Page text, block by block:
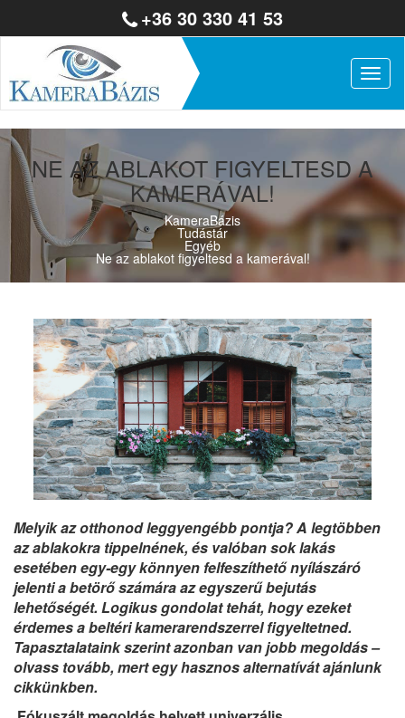
+36 30 330 41 53
NE AZ ABLAKOT FIGYELTESD A
KAMERÁVAL!
KameraBázis
Tudástár
Egyéb
Ne az ablakot figyeltesd a kamerával!
Melyik az otthonod leggyengébb pontja? A legtöbben
az ablakokra tippelnének, és valóban sok lakás
esetében egy-egy könnyen felfeszíthető nyílászáró
jelenti a betörő számára az egyszerű bejutás
lehetőségét. Logikus gondolat tehát, hogy ezeket
érdemes a beltéri kamerarendszerrel figyeltetned.
Tapasztalataink szerint azonban van jobb megoldás –
olvass tovább, mert egy hasznos alternatívát ajánlunk
cikkünkben.